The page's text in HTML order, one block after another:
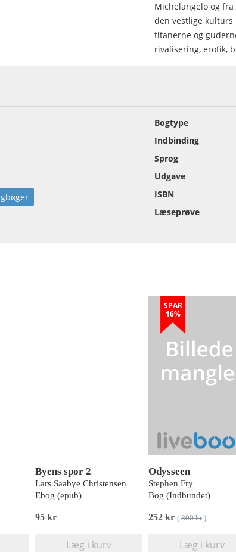
Michelangelo og
den vestlige
titanerne og
rivalisering, erotik,
Bogtype
Indbinding
Sprog
Udgave
ISBN
Læseprøve
Byens spor 2
Lars Saabye Christensen
Ebog (epub)
95 kr
Læg i kurv
SPAR
16%
Odysseen
Stephen Fry
Bog (Indbundet)
252 kr ( 300 kr)
Læg i kurv